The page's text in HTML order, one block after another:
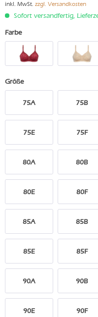
inkl. MwSt. zzgl. Versandkosten
Sofort versandfertig,
Farbe
Größe
75A 75B
75E 75F
80A 80B
80E 80F
85A 85B
85E 85F
90A 90B
90E 90F